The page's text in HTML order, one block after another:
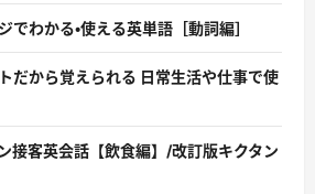
でわかる・使える英単語［動詞編］
だから覚えられる 日常生活や仕事で使
接客英会話【飲食編】/改訂版キクタン